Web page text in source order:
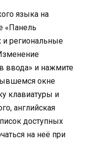
языка на
«Панель
и региональные
ввода» и нажмите
окне
клавиатуры и
английская
доступных
на неё при